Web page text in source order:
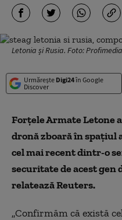
Letonia și Rusia. Foto: Profimedia
Urmărește Digi24în Google
Discover
Forțele Armate Letone
dronă zboară în spațiul
cel mai recent dintr-o
securitate de acest gen
relatează Reuters.
„Confirmăm că există